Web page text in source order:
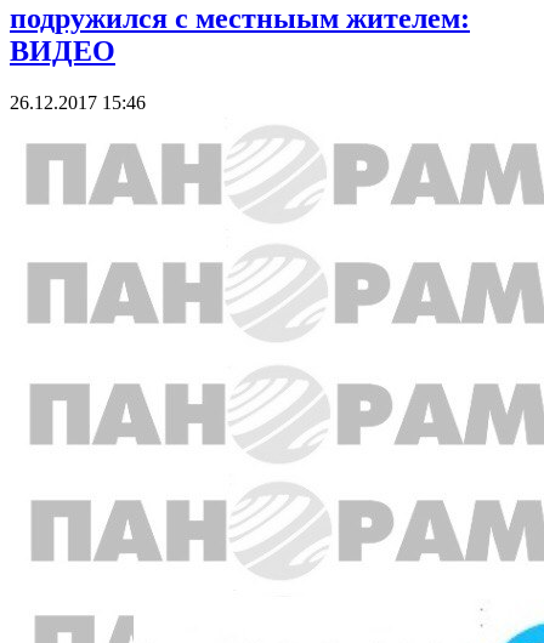
подружился с местныым жителем:
ВИДЕО
26.12.2017 15:46